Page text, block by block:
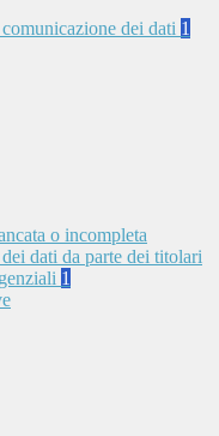
dei dati 1
o incompleta
dati da parte dei titolari
1